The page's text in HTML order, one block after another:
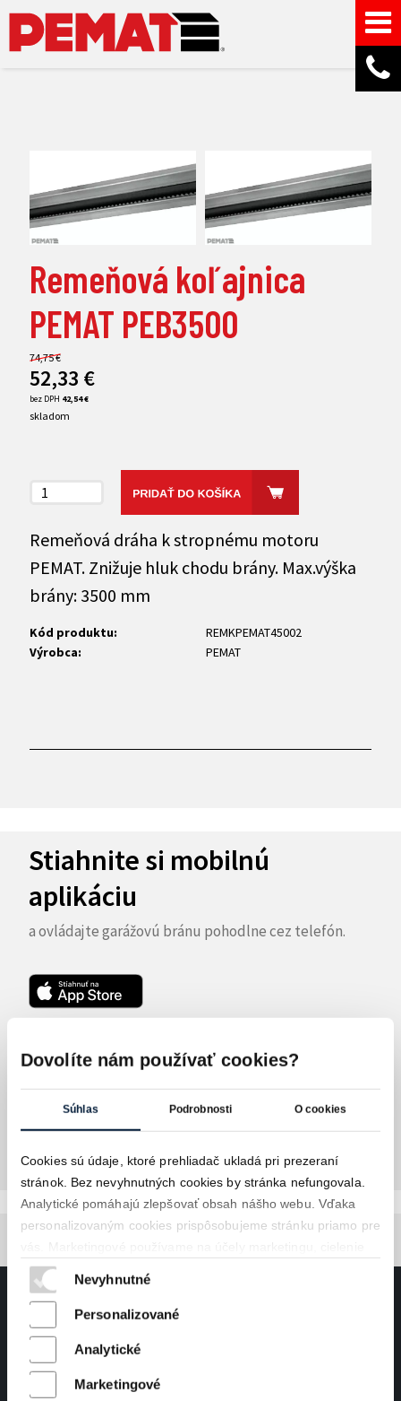
Remeňová koľajnica
PEMAT PEB3500
74,75 €
52,33 €
bez DPH 42,54 €
skladom
Remeňová dráha k stropnému motoru
PEMAT. Znižuje hluk chodu brány. Max.výška
brány: 3500 mm
Kód produktu:
REMKPEMAT45002
Výrobca:
PEMAT
Stiahnite si mobilnú
aplikáciu
a ovládajte garážovú bránu pohodlne cez telefón.
Dovolíte nám používať cookies?
Súhlas Podrobnosti O cookies
Cookies sú údaje, ktoré prehliadač ukladá pri prezeraní
stránok. Bez nevyhnutných cookies by stránka nefungovala.
Analytické pomáhajú zlepšovať obsah nášho webu. Vďaka
personalizovaným cookies prispôsobujeme stránku priamo pre
reklám a personalizáciu reklám. Váš súhlas je pre nás
dôležitý, aby sme vám vedeli ponúknuť čo najlepší obsah.
Viac informácií o tom, ako Google používa vaše údaje, nájdete na
Ochrana súkromia a Zmluvné podmienky
Ochrana osobných údajov a cookies
Nevyhnutné
Personalizované
Analytické
Marketingové